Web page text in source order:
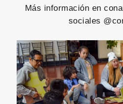
Más información en
sociales